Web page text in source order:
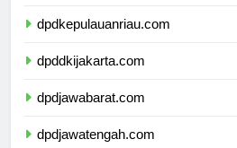
dpdkepulauanriau.com
dpddkijakarta.com
dpdjawabarat.com
dpdjawatengah.com